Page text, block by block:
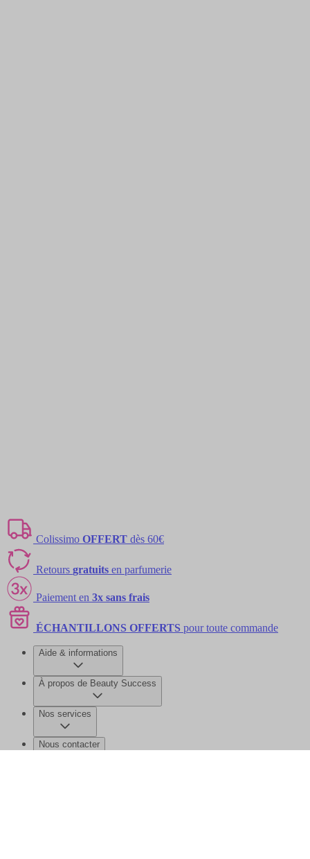
Colissimo OFFERT dès 60€
Retours gratuits en parfumerie
Paiement en 3x sans frais
ÉCHANTILLONS OFFERTS pour toute commande
Aide & informations
À propos de Beauty Success
Nos services
Nous contacter